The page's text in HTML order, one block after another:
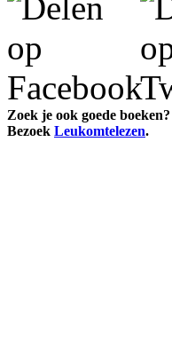
Zoek je ook goede boeken?
Bezoek Leukomtelezen.